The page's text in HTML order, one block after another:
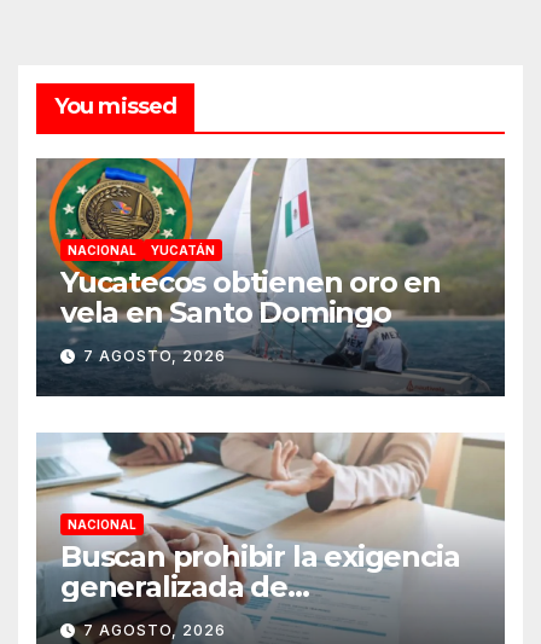
You missed
NACIONAL YUCATÁN
Yucatecos obtienen oro en
vela en Santo Domingo
7 AGOSTO, 2026
NACIONAL
Buscan prohibir la exigencia
generalizada de
antecedentes penales para
7 AGOSTO, 2026